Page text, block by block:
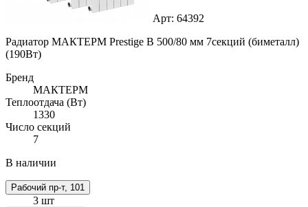
Арт: 64392
Радиатор МАКТЕРМ Prestige B 500/80 мм 7секций (биметалл)
(190Вт)
Бренд
МАКТЕРМ
Теплоотдача (Вт)
1330
Число секций
7
В наличии
Рабочий пр-т, 101
3 шт